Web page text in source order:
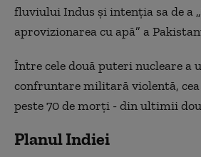
fluviului Indus şi intenţia sa de a
aprovizionarea cu apă” a
Între cele două puteri nucleare a
confruntare militară violentă, cea
peste 70 de morţi - din ultimii
Planul Indiei